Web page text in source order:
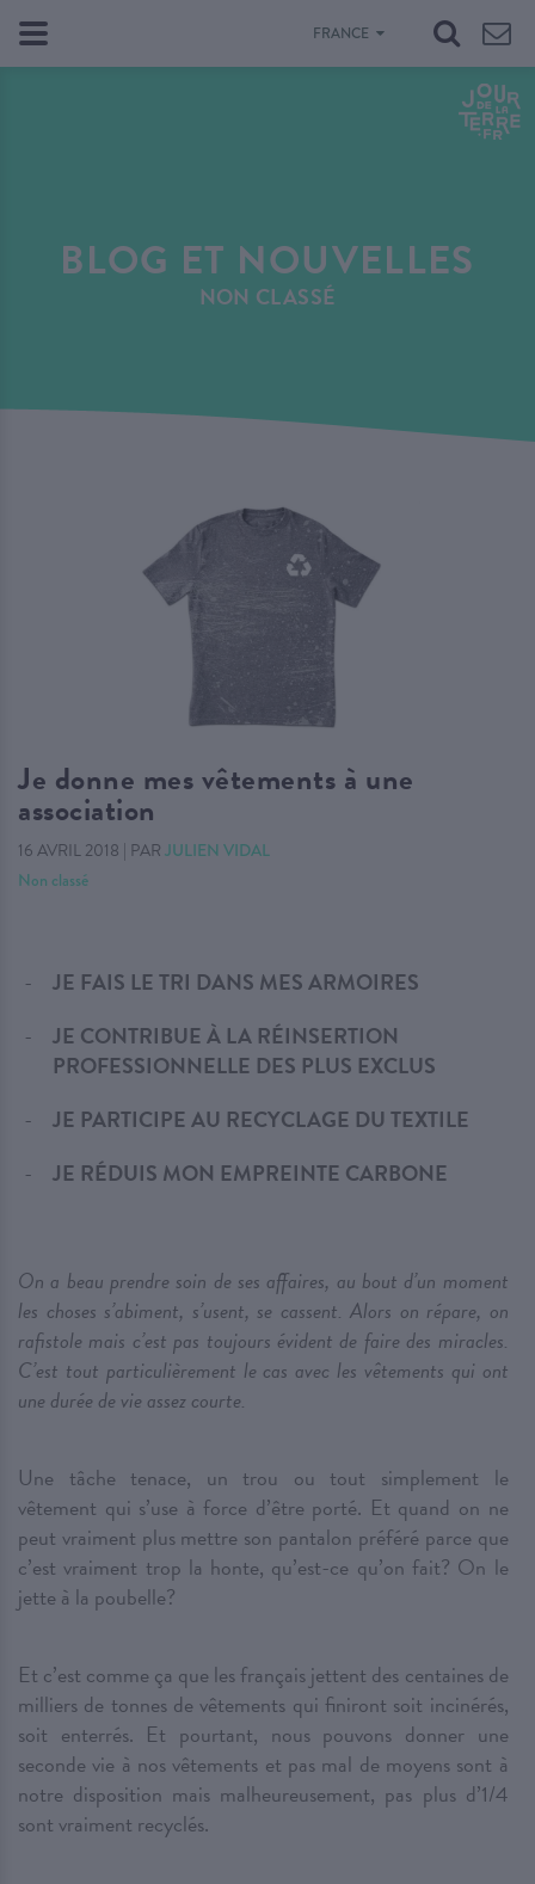
FRANCE
BLOG ET NOUVELLES
NON CLASSÉ
Je donne mes vêtements à une
association
16 AVRIL 2018 | PAR JULIEN VIDAL
Non classé
​JE FAIS LE TRI DANS MES ARMOIRES
JE CONTRIBUE À LA RÉINSERTION
PROFESSIONNELLE DES PLUS EXCLUS
JE PARTICIPE AU RECYCLAGE DU TEXTILE
JE RÉDUIS MON EMPREINTE CARBONE
On a beau prendre soin de ses affaires, au bout d’un moment
les choses s’abiment, s’usent, se cassent. Alors on répare, on
rafistole mais c’est pas toujours évident de faire des miracles.
C’est tout particulièrement le cas avec les vêtements qui ont
une durée de vie assez courte.
Une tâche tenace, un trou ou tout simplement le
vêtement qui s’use à force d’être porté. Et quand on ne
peut vraiment plus mettre son pantalon préféré parce que
c’est vraiment trop la honte, qu’est-ce qu’on fait? On le
jette à la poubelle?
Et c’est comme ça que les français jettent des centaines de
milliers de tonnes de vêtements qui finiront soit incinérés,
soit enterrés. Et pourtant, nous pouvons donner une
seconde vie à nos vêtements et pas mal de moyens sont à
notre disposition mais malheureusement, pas plus d’1/4
sont vraiment recyclés.